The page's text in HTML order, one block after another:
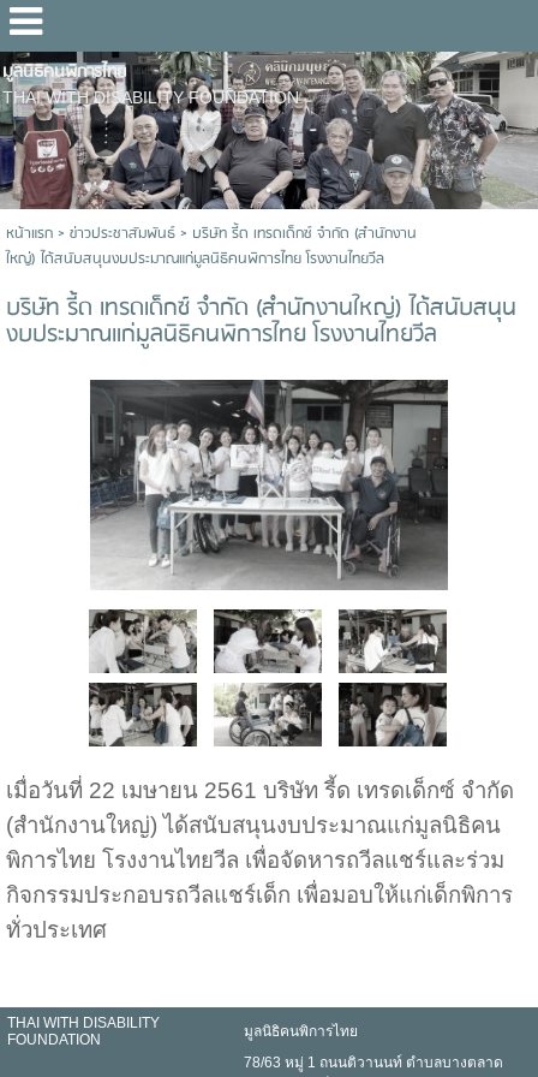
มูลนิธิคนพิการไทย
THAI WITH DISABILITY FOUNDATION
หน้าแรก> ข่าวประชาสัมพันธ์> บริษัท รี้ด เทรดเด็กซ์ จำกัด (สำนักงาน
ใหญ่) ได้สนับสนุนงบประมาณแก่มูลนิธิคนพิการไทย โรงงานไทยวีล
บริษัท รี้ด เทรดเด็กซ์ จำกัด (สำนักงานใหญ่) ได้สนับสนุน
งบประมาณแก่มูลนิธิคนพิการไทย โรงงานไทยวีล
เมื่อวันที่ 22 เมษายน 2561 บริษัท รี้ด เทรดเด็กซ์ จำกัด
(สำนักงานใหญ่) ได้สนับสนุนงบประมาณแก่มูลนิธิคน
พิการไทย โรงงานไทยวีล เพื่อจัดหารถวีลแชร์และร่วม
กิจกรรมประกอบรถวีลแชร์เด็ก เพื่อมอบให้แก่เด็กพิการ
ทั่วประเทศ
THAI WITH DISABILITY
FOUNDATION
มูลนิธิคนพิการไทย
78/63 หมู่ 1 ถนนติวานนท์ ตำบลบางตลาด